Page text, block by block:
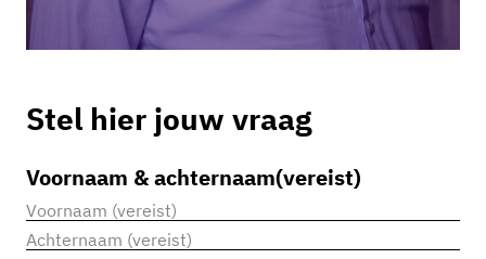
Stel hier jouw vraag
Voornaam & achternaam(vereist)
Voornaam